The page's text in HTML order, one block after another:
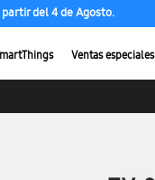
del 4 de Agosto.
Ventas especiales